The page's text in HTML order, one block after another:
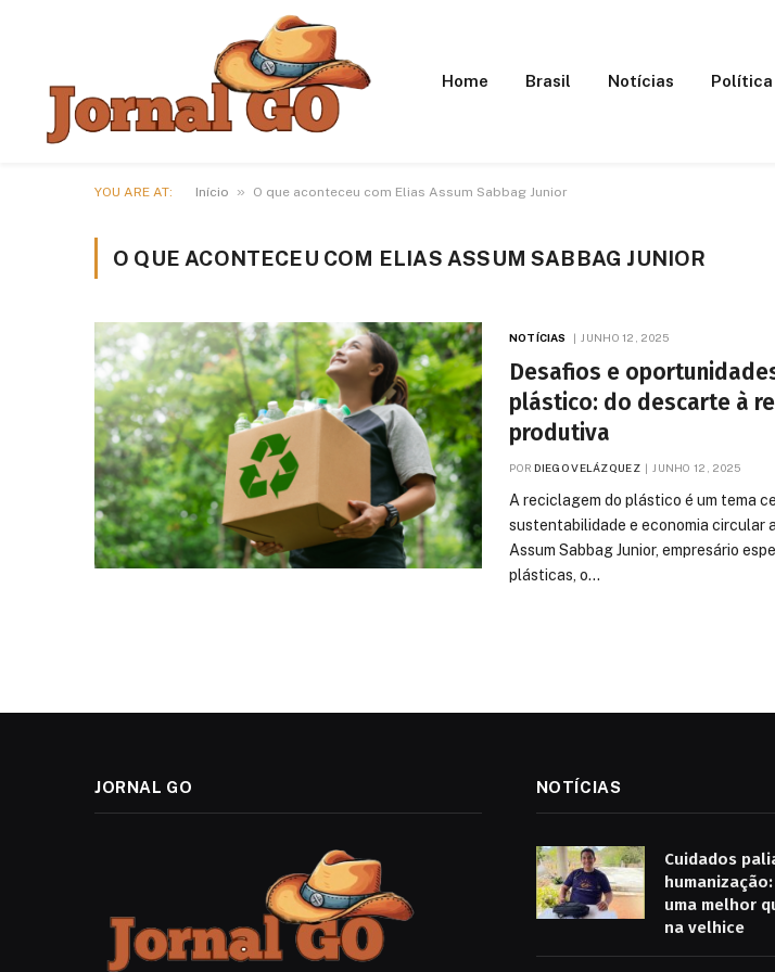
Home Brasil Notícias Política
YOU ARE AT: Início » O que aconteceu com Elias Assum Sabbag Junior
O QUE ACONTECEU COM ELIAS ASSUM SABBAG JUNIOR
NOTÍCIAS JUNHO 12, 2025
Desafios e
plástico: do descarte à
produtiva
POR DIEGO VELÁZQUEZ JUNHO 12, 2025
A reciclagem do plástico é um tema
sustentabilidade e economia circular
Assum Sabbag Junior, empresário
plásticas, o…
JORNAL GO NOTÍCIAS
Cuidados
uma melhor
na velhice